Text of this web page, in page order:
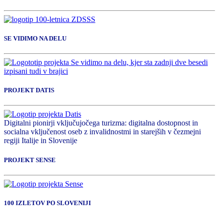
SE VIDIMO NA DELU
PROJEKT DATIS
Digitalni pionirji vključujočega turizma: digitalna dostopnost in
socialna vključenost oseb z invalidnostmi in starejših v čezmejni
regiji Italije in Slovenije
PROJEKT SENSE
100 IZLETOV PO SLOVENIJI